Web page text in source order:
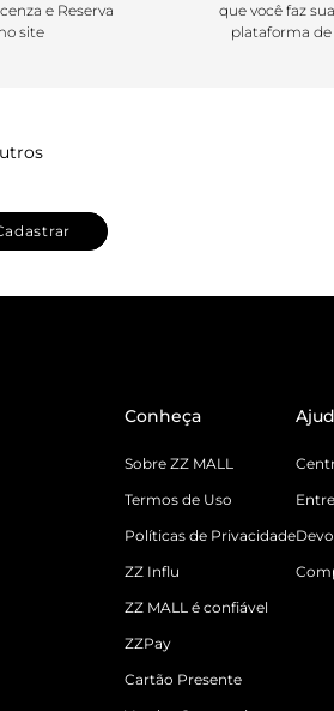
e Reserva
site
que você faz
plataforma de
Conheça
Sobre ZZ MALL
Termos de Uso
Políticas de Privacidade
ZZ Influ
ZZ MALL é confiável
ZZPay
Cartão Presente